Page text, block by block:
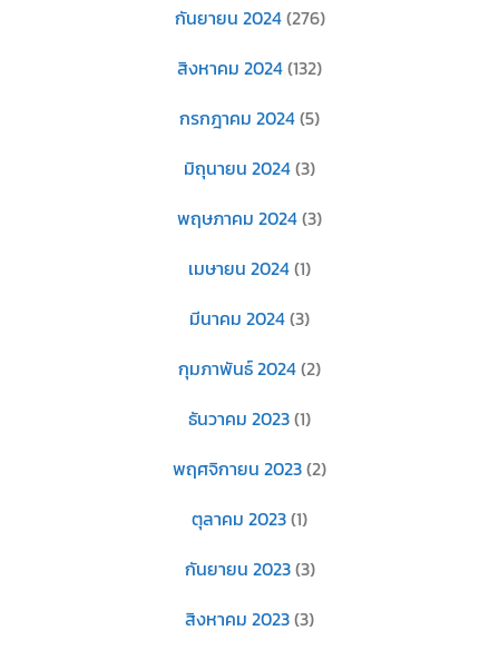
กันยายน 2024(276)
สิงหาคม 2024(132)
กรกฎาคม 2024(5)
มิถุนายน 2024(3)
พฤษภาคม 2024(3)
เมษายน 2024(1)
มีนาคม 2024(3)
กุมภาพันธ์ 2024(2)
ธันวาคม 2023(1)
พฤศจิกายน 2023(2)
ตุลาคม 2023(1)
กันยายน 2023(3)
สิงหาคม 2023(3)